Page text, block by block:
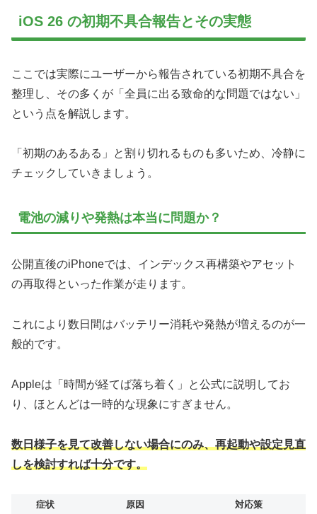
iOS 26 の初期不具合報告とその実態
ここでは実際にユーザーから報告されている初期不具合を
整理し、その多くが「全員に出る致命的な問題ではない」
という点を解説します。
「初期のあるある」と割り切れるものも多いため、冷静に
チェックしていきましょう。
電池の減りや発熱は本当に問題か？
公開直後のiPhoneでは、インデックス再構築やアセット
の再取得といった作業が走ります。
これにより数日間はバッテリー消耗や発熱が増えるのが一
般的です。
Appleは「時間が経てば落ち着く」と公式に説明してお
り、ほとんどは一時的な現象にすぎません。
数日様子を見て改善しない場合にのみ、再起動や設定見直
しを検討すれば十分です。
症状 原因
対応策